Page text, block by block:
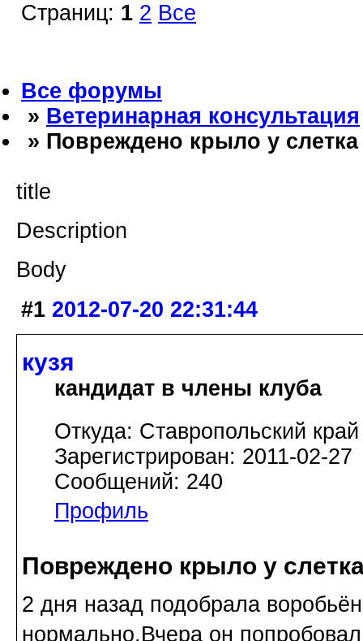
Страниц: 1 2 Все
Все форумы
» Ветеринарная консультация
» Повреждено крыло у
title
Description
Body
#1 2012-07-20 22:31:44
кузя
кандидат в члены клуба
Откуда: Ставропольский край
Зарегистрирован: 2011-02-27
Сообщений: 240
Профиль
Повреждено крыло у
2 дня назад подобрала
нормально.Вчера он попробовал